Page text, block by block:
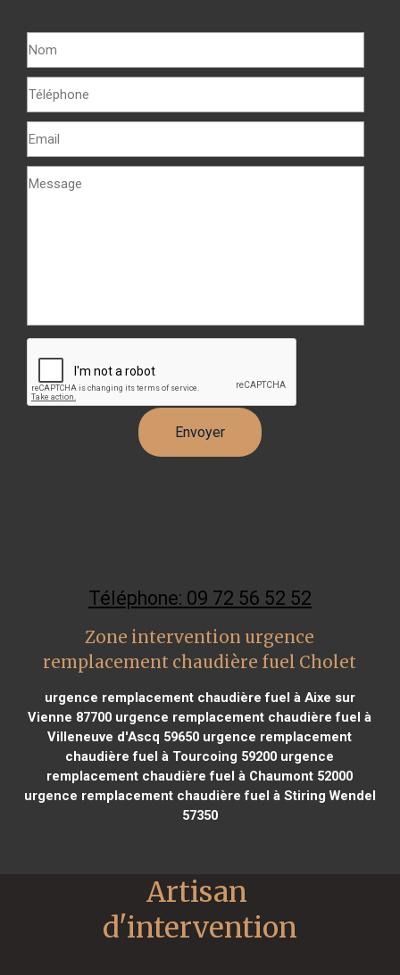
Téléphone: 09 72 56 52 52
Zone intervention urgence
remplacement chaudière fuel Cholet
urgence remplacement chaudière fuel à Aixe sur
Vienne 87700 urgence remplacement chaudière fuel à
Villeneuve d'Ascq 59650 urgence remplacement
chaudière fuel à Tourcoing 59200 urgence
remplacement chaudière fuel à Chaumont 52000
urgence remplacement chaudière fuel à Stiring Wendel
57350
Artisan
d'intervention